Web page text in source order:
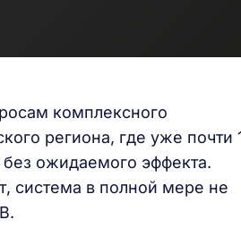
комплексного
региона, где уже почти
ожидаемого эффекта.
система в полной мере не